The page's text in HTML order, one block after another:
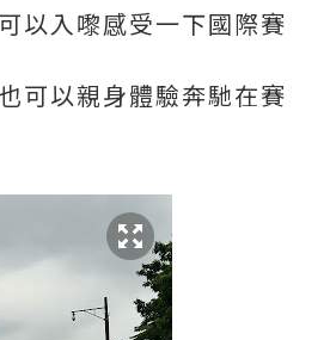
以入嚟感受一下國際賽
可以親身體驗奔馳在賽